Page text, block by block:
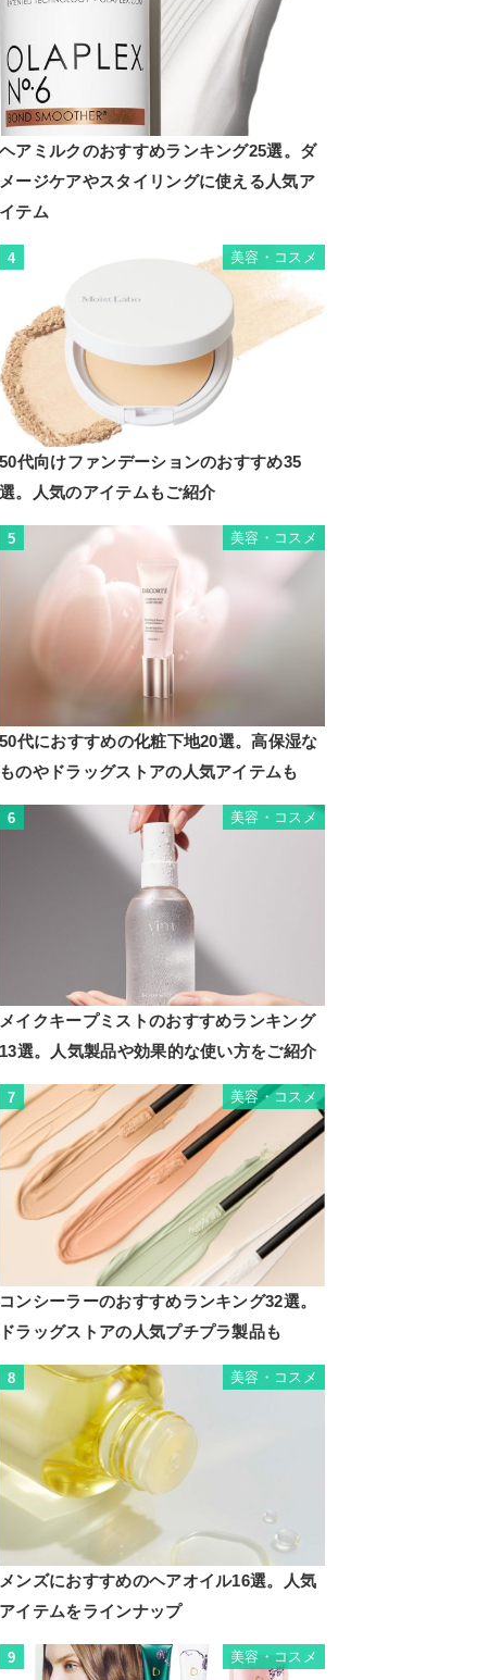
ヘアミルクのおすすめランキング25選。ダ
メージケアやスタイリングに使える人気ア
イテム
4 美容・コスメ
50代向けファンデーションのおすすめ35
選。人気のアイテムもご紹介
5 美容・コスメ
50代におすすめの化粧下地20選。高保湿な
ものやドラッグストアの人気アイテムも
6 美容・コスメ
メイクキープミストのおすすめランキング
13選。人気製品や効果的な使い方をご紹介
7 美容・コスメ
コンシーラーのおすすめランキング32選。
ドラッグストアの人気プチプラ製品も
8 美容・コスメ
メンズにおすすめのヘアオイル16選。人気
アイテムをラインナップ
9 美容・コスメ